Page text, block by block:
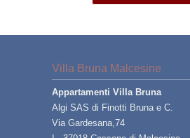
Villa Bruna Malcesine
Appartamenti Villa Bruna
Algi SAS di Finotti Bruna e C.
Via Gardesana,74